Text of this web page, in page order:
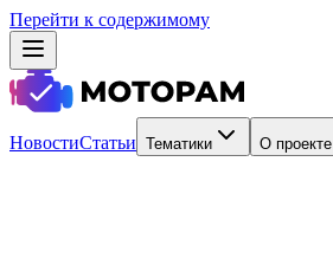
Перейти к содержимому
НовостиСтатьи Тематики О проекте